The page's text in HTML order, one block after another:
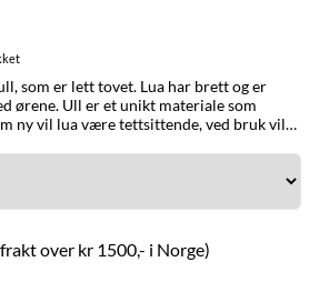
som er lett tovet. Lua har brett og er
ørene. Ull er et unikt materiale som
ny vil lua være tettsittende, ved bruk vil
59-62 cm) Lua
over kr 1500,- i Norge)